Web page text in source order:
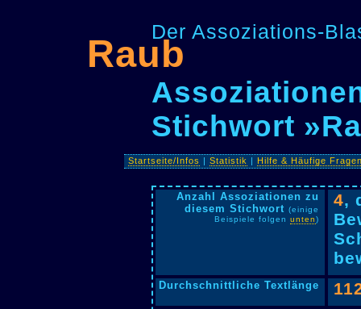
Der Assoziations-
Raub
Stichwort
Startseite/Infos |Statistik |Hilfe & Häufige
Anzahl Assoziationen zu
diesem Stichwort (einige
Beispiele folgen unten)
4,
Durchschnittliche Textlänge